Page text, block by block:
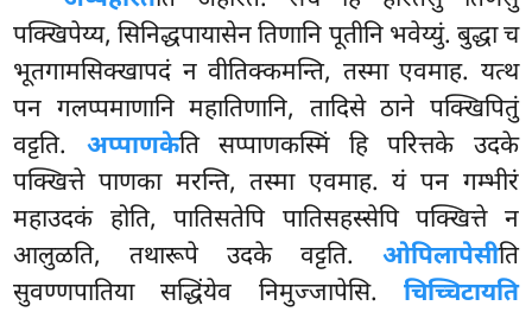
पक्खिपेय्य, सिनिद्धपायासेन तिणानि पूतीनि भवेय्युं. बुद्धा च
भूतगामसिक्खापदं न वीतिक्कमन्ति, तस्मा एवमाह. यत्थ
पन गलप्पमाणानि महातिणानि, तादिसे ठाने पक्खिपितुं
वट्टति. अप्पाणकेति सप्पाणकस्मिं हि परित्तके उदके
पक्खित्ते पाणका मरन्ति, तस्मा एवमाह. यं पन गम्भीरं
महाउदकं होति, पातिसतेपि पातिसहस्सेपि पक्खित्ते न
आलुळति, तथारूपे उदके वट्टति. ओपिलापेसीति
सुवण्णपातिया सद्धिंयेव निमुज्जापेसि. चिच्चिटायति